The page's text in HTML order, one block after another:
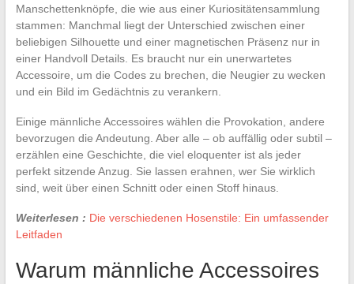
Manschettenknöpfe, die wie aus einer Kuriositätensammlung
stammen: Manchmal liegt der Unterschied zwischen einer
beliebigen Silhouette und einer magnetischen Präsenz nur in
einer Handvoll Details. Es braucht nur ein unerwartetes
Accessoire, um die Codes zu brechen, die Neugier zu wecken
und ein Bild im Gedächtnis zu verankern.
Einige männliche Accessoires wählen die Provokation, andere
bevorzugen die Andeutung. Aber alle – ob auffällig oder subtil –
erzählen eine Geschichte, die viel eloquenter ist als jeder
perfekt sitzende Anzug. Sie lassen erahnen, wer Sie wirklich
sind, weit über einen Schnitt oder einen Stoff hinaus.
Weiterlesen : Die verschiedenen Hosenstile: Ein umfassender
Leitfaden
Warum männliche Accessoires